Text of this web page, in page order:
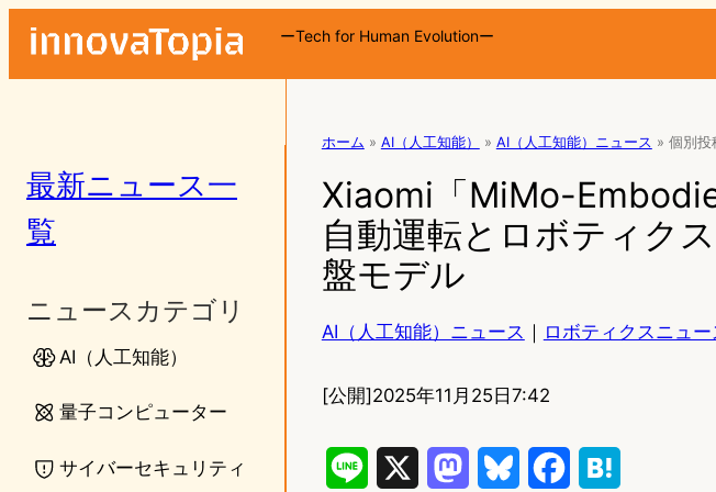
ーTech for Human Evolutionー
最新ニュース一
覧
ニュースカテゴリ
AI（人工知能）
量子コンピューター
サイバーセキュリティ
ホーム » AI（人工知能） » AI（人工知能）ニュース » 個別投
Xiaomi「MiMo-
自動運転とロボティク
盤モデル
AI（人工知能）ニュース ｜ ロボティクスニュー
[公開]2025年11月25日7:42